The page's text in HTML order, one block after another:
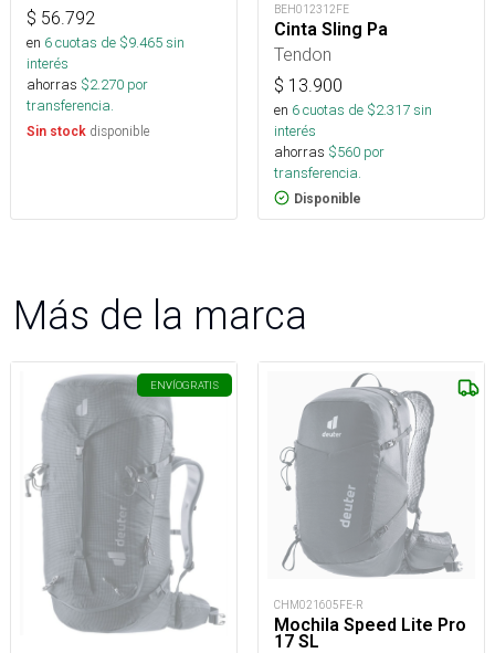
$ 56.792
en 6cuotas de $9.465sin
interés
ahorras $2.270 por
transferencia.
Sin stock disponible
BEH012312FE
Cinta Sling Pa
Tendon
$ 13.900
en 6cuotas de $2.317sin
interés
ahorras $560 por
transferencia.
Disponible
Más de la marca
ENVÍOGRATIS
CHM021605FE-R
Mochila Speed Lite Pro
17 SL